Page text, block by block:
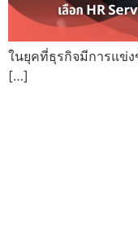
ในยุคที่ธุรกิจมีการแข่
[…]